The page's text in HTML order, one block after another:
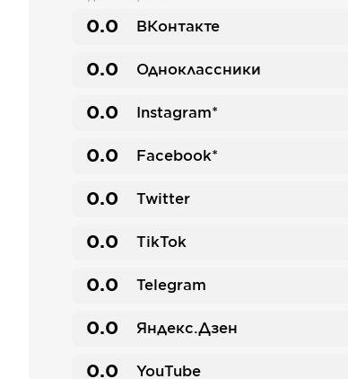
0.0 ВКонтакте
0.0 Одноклассники
0.0 Instagram*
0.0 Facebook*
0.0 Twitter
0.0 TikTok
0.0 Telegram
0.0 Яндекс.Дзен
0.0 YouTube